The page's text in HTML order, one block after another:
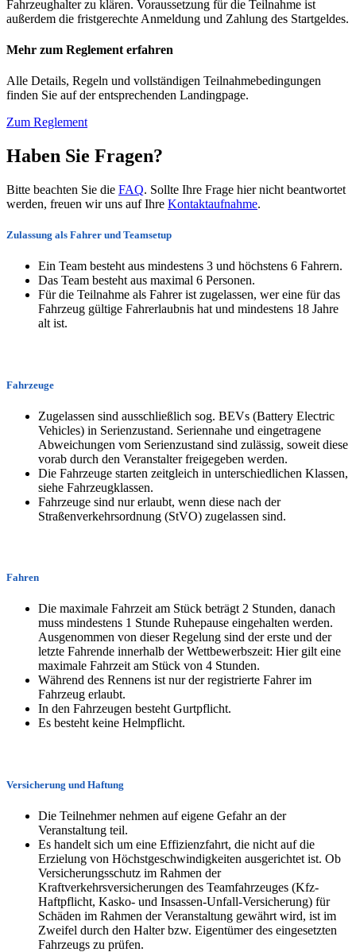
Fahrzeughalter zu klären. Voraussetzung für die Teilnahme ist
außerdem die fristgerechte Anmeldung und Zahlung des Startgeldes.
Mehr zum Reglement erfahren
Alle Details, Regeln und vollständigen Teilnahmebedingungen
finden Sie auf der entsprechenden Landingpage.
Zum Reglement
Haben Sie Fragen?
Bitte beachten Sie die FAQ. Sollte Ihre Frage hier nicht beantwortet
werden, freuen wir uns auf Ihre Kontaktaufnahme.
Zulassung als Fahrer und Teamsetup
Ein Team besteht aus mindestens 3 und höchstens 6 Fahrern.
Das Team besteht aus maximal 6 Personen.
Für die Teilnahme als Fahrer ist zugelassen, wer eine für das
Fahrzeug gültige Fahrerlaubnis hat und mindestens 18 Jahre
alt ist.
Fahrzeuge
Zugelassen sind ausschließlich sog. BEVs (Battery Electric
Vehicles) in Serienzustand. Seriennahe und eingetragene
Abweichungen vom Serienzustand sind zulässig, soweit diese
vorab durch den Veranstalter freigegeben werden.
Die Fahrzeuge starten zeitgleich in unterschiedlichen Klassen,
siehe Fahrzeugklassen.
Fahrzeuge sind nur erlaubt, wenn diese nach der
Straßenverkehrsordnung (StVO) zugelassen sind.
Fahren
Die maximale Fahrzeit am Stück beträgt 2 Stunden, danach
muss mindestens 1 Stunde Ruhepause eingehalten werden.
Ausgenommen von dieser Regelung sind der erste und der
letzte Fahrende innerhalb der Wettbewerbszeit: Hier gilt eine
maximale Fahrzeit am Stück von 4 Stunden.
Während des Rennens ist nur der registrierte Fahrer im
Fahrzeug erlaubt.
In den Fahrzeugen besteht Gurtpflicht.
Es besteht keine Helmpflicht.
Versicherung und Haftung
Die Teilnehmer nehmen auf eigene Gefahr an der
Veranstaltung teil.
Es handelt sich um eine Effizienzfahrt, die nicht auf die
Erzielung von Höchstgeschwindigkeiten ausgerichtet ist. Ob
Versicherungsschutz im Rahmen der
Kraftverkehrsversicherungen des Teamfahrzeuges (Kfz-
Haftpflicht, Kasko- und Insassen-Unfall-Versicherung) für
Schäden im Rahmen der Veranstaltung gewährt wird, ist im
Zweifel durch den Halter bzw. Eigentümer des eingesetzten
Fahrzeugs zu prüfen.